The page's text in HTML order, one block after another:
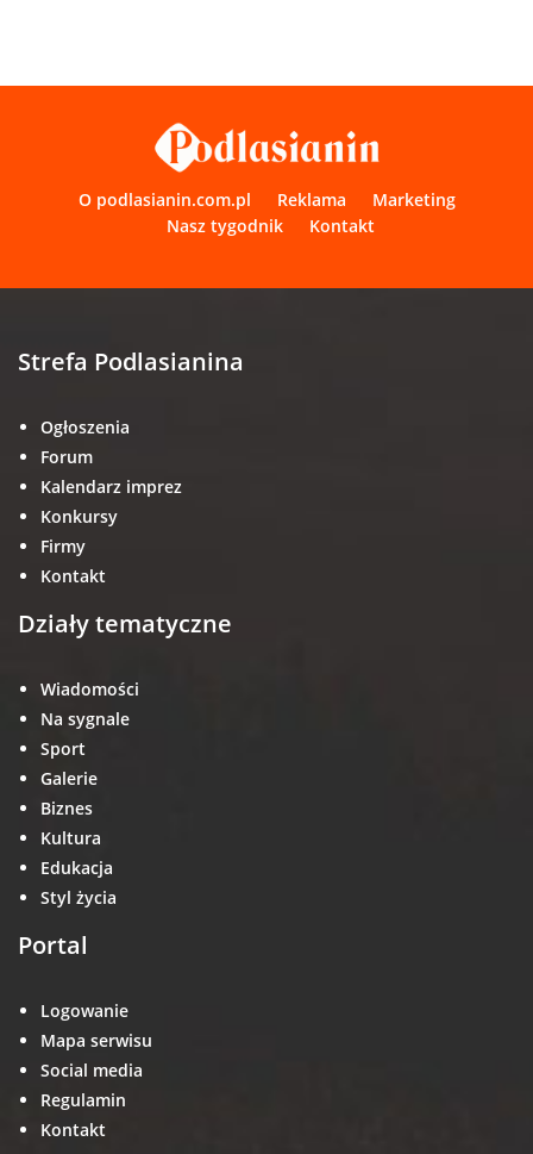
O podlasianin.com.pl Reklama
Marketing
Nasz tygodnik
Kontakt
Strefa Podlasianina
Ogłoszenia
Forum
Kalendarz imprez
Konkursy
Firmy
Kontakt
Działy tematyczne
Wiadomości
Na sygnale
Sport
Galerie
Biznes
Kultura
Edukacja
Styl życia
Portal
Logowanie
Mapa serwisu
Social media
Regulamin
Kontakt